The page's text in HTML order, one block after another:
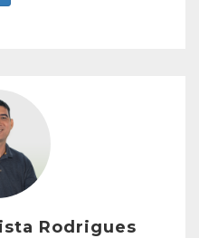
Vestibulares.
Rodrigues
Rodrigues
Geografia (2007).
pública, particular e
no Estado do